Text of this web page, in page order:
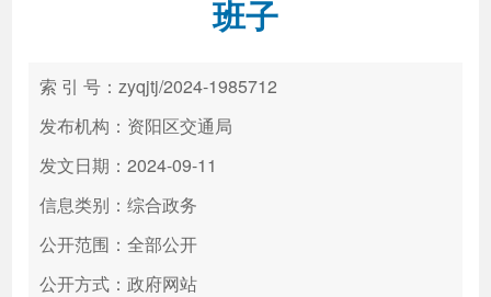
政务服务
高效办成一件事
班子
索 引 号：zyqjtj/2024-1985712
发布机构：资阳区交通局
发文日期：2024-09-11
信息类别：综合政务
公开范围：全部公开
公开方式：政府网站